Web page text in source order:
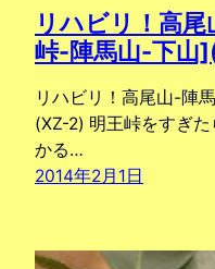
リハビリ！高
峠-陣馬山-下山
リハビリ！高尾山-陣
(XZ-2) 明王峠をすぎ
かる…
2014年2月1日